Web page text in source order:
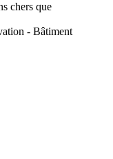
chers que
- Bâtiment